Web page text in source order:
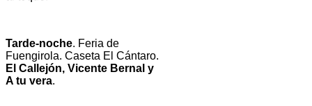
Tarde-noche. Feria de
Fuengirola. Caseta El Cántaro.
El Callejón, Vicente Bernal y
A tu vera.